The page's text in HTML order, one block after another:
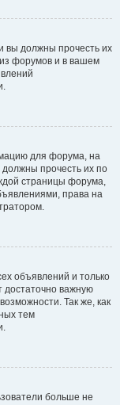
вы должны прочесть их
форумов и в вашем
для форума, на
прочесть их по
страницы форума,
права на
объявлений и только
достаточно важную
Так же, как
тем
больше не